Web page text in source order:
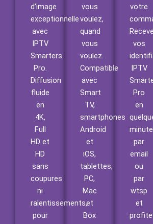
d'image
exceptionnelle
avec
IPTV
Smarters
Pro.
Diffusion
fluide
en
4K,
Full
HD et
HD
sans
coupures
ni
ralentissements,
pour
vous
voulez,
quand
vous
voulez.
Compatible
avec
Smart
TV,
smartphones
Android
et
iOS,
tablettes,
PC,
Mac
et
Box
votre
vos
IPTV
Pro
en
par
email
ou
par
wtsp
et